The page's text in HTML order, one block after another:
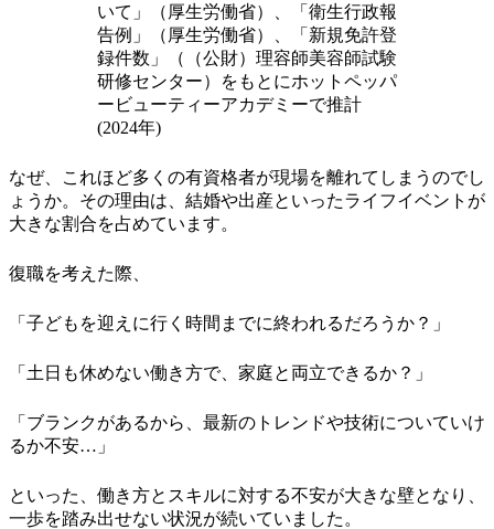
いて」（厚生労働省）、「衛生行政報
告例」（厚生労働省）、「新規免許登
録件数」（（公財）理容師美容師試験
研修センター）をもとにホットペッパ
ービューティーアカデミーで推計
(2024年)
なぜ、これほど多くの有資格者が現場を離れてしまうのでし
ょうか。その理由は、結婚や出産といったライフイベントが
大きな割合を占めています。
復職を考えた際、
「子どもを迎えに行く時間までに終われるだろうか？」
「土日も休めない働き方で、家庭と両立できるか？」
「ブランクがあるから、最新のトレンドや技術についていけ
るか不安…」
といった、働き方とスキルに対する不安が大きな壁となり、
一歩を踏み出せない状況が続いていました。